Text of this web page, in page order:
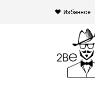
Избанное